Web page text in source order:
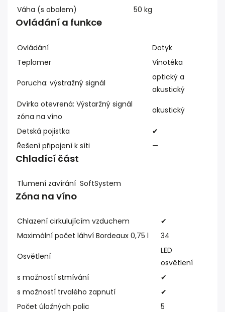
Váha (s obalem)
50 kg
Ovládání a funkce
Ovládání
Dotyk
Teplomer
Vinotéka
Porucha: výstražný signál
optický a
akustický
Dvírka otevrená: Výstaržný signál
zóna na víno
akustický
Detská pojistka
✔
Řešení připojení k síti
—
Chladící část
Tlumení zavírání SoftSystem
Zóna na víno
Chlazení cirkulujícím vzduchem
✔
Maximální počet láhví Bordeaux 0,75 l
34
Osvětlení
LED
osvětlení
s možností stmívání
✔
s možností trvalého zapnutí
✔
Počet úložných polic
5